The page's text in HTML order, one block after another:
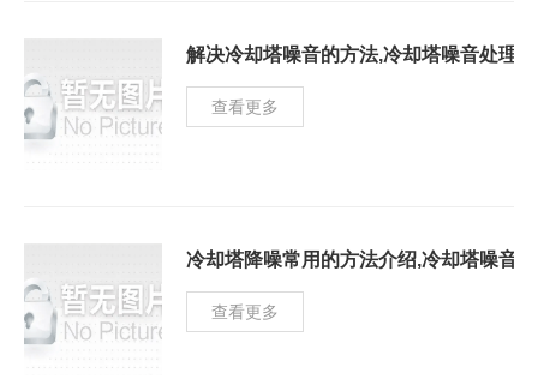
解决冷却塔噪音的方法,冷却塔噪音处理
查看更多
冷却塔降噪常用的方法介绍,冷却塔噪音
查看更多